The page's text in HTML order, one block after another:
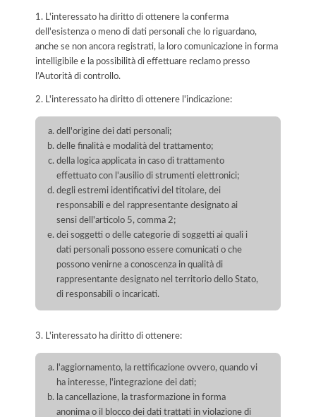
1. L'interessato ha diritto di ottenere la conferma
dell'esistenza o meno di dati personali che lo riguardano,
anche se non ancora registrati, la loro comunicazione in forma
intelligibile e la possibilità di effettuare reclamo presso
l’Autorità di controllo.
2. L'interessato ha diritto di ottenere l'indicazione:
dell'origine dei dati personali;
delle finalità e modalità del trattamento;
della logica applicata in caso di trattamento
effettuato con l'ausilio di strumenti elettronici;
degli estremi identificativi del titolare, dei
responsabili e del rappresentante designato ai
sensi dell'articolo 5, comma 2;
dei soggetti o delle categorie di soggetti ai quali i
dati personali possono essere comunicati o che
possono venirne a conoscenza in qualità di
rappresentante designato nel territorio dello Stato,
di responsabili o incaricati.
3. L'interessato ha diritto di ottenere:
l'aggiornamento, la rettificazione ovvero, quando vi
ha interesse, l'integrazione dei dati;
la cancellazione, la trasformazione in forma
anonima o il blocco dei dati trattati in violazione di